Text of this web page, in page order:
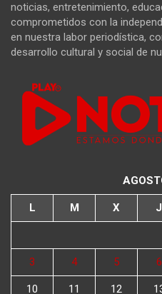
noticias, entretenimiento,
comprometidos con la
en nuestra labor periodística,
desarrollo cultural y social de
L M X J
3 4 5 6
10 11 12